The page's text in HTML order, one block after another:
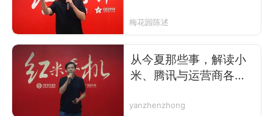
梅花园陈述
从今夏那些事，解读小
米、腾讯与运营商各自
yanzhenzhong